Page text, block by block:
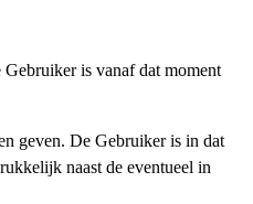
is vanaf dat moment
geven. De Gebruiker is in dat
naast de eventueel in